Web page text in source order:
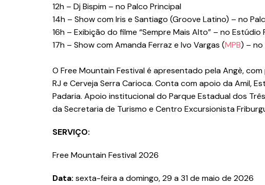
12h – Dj Bispim – no Palco Principal
14h – Show com Iris e Santiago (Groove Latino) – no
16h – Exibição do filme “Sempre Mais Alto” – no Estúdio
17h – Show com Amanda Ferraz e Ivo Vargas (MPB) – no
O Free Mountain Festival é apresentado pela Angè,
RJ e Cerveja Serra Carioca. Conta com apoio da Amil,
Padaria. Apoio institucional do Parque Estadual dos
da Secretaria de Turismo e Centro Excursionista
SERVIÇO:
Free Mountain Festival 2026
Data: sexta-feira a domingo, 29 a 31 de maio de 2026